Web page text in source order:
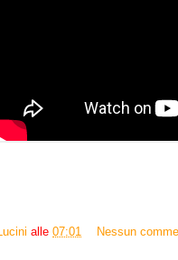
alle 07:01 Nessun